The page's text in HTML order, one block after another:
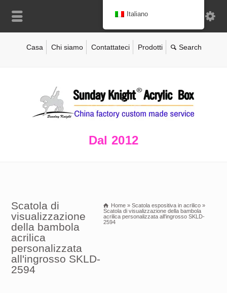
Casa Chi siamo Contattateci Prodotti
Dal 2012
Scatola di
visualizzazione
della bambola
acrilica
personalizzata
all'ingrosso SKLD-
2594
Home » Scatola espositiva in acrilico »
Scatola di visualizzazione della bambola
acrilica personalizzata all'ingrosso SKLD-
2594
Italiano